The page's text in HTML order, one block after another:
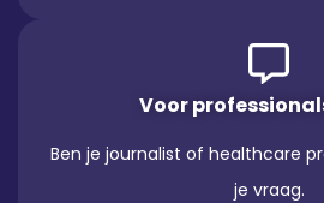
Voor
Ben je journalist of healthcare
je vraag.